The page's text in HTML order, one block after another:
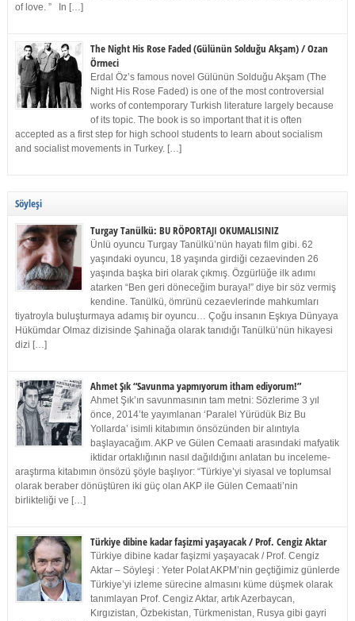
of love. ” In […]
The Night His Rose Faded (Gülünün Solduğu Akşam) / Ozan
Örmeci
Erdal Öz’s famous novel Gülünün Solduğu Akşam (The
Night His Rose Faded) is one of the most controversial
works of contemporary Turkish literature largely because
of its topic. The book is so important that it is often
accepted as a first step for high school students to learn about socialism
and socialist movements in Turkey. […]
Söyleşi
Turgay Tanülkü: BU RÖPORTAJI OKUMALISINIZ
Ünlü oyuncu Turgay Tanülkü’nün hayatı film gibi. 62
yaşındaki oyuncu, 18 yaşında girdiği cezaevinden 26
yaşında başka biri olarak çıkmış. Özgürlüğe ilk adımı
atarken “Ben geri döneceğim buraya!” diye bir söz vermiş
kendine. Tanülkü, ömrünü cezaevlerinde mahkumları
tiyatroyla buluşturmaya adamış bir oyuncu… Çoğu insanın Eşkıya Dünyaya
Hükümdar Olmaz dizisinde Şahinağa olarak tanıdığı Tanülkü’nün hikayesi
dizi […]
Ahmet Şık “Savunma yapmıyorum itham ediyorum!”
Ahmet Şık’ın savunmasının tam metni: Sözlerime 3 yıl
önce, 2014’te yayımlanan ‘Paralel Yürüdük Biz Bu
Yollarda’ isimli kitabımın önsözünden bir alıntıyla
başlayacağım. AKP ve Gülen Cemaati arasındaki mafyatik
iktidar ortaklığının nasıl dağıldığını anlatan bu inceleme-
araştırma kitabımın önsözü şöyle başlıyor: “Türkiye’yi siyasal ve toplumsal
olarak beraber dönüştüren iki güç olan AKP ile Gülen Cemaati’nin
birlikteliği ve […]
Türkiye dibine kadar faşizmi yaşayacak / Prof. Cengiz Aktar
Türkiye dibine kadar faşizmi yaşayacak / Prof. Cengiz
Aktar – Söyleşi : Yeter Polat AKPM’nin geçtiğimiz günlerde
Türkiye’yi izleme sürecine almasını küme düşmek olarak
tanımlayan Prof. Cengiz Aktar, artık Azerbaycan,
Kırgızistan, Özbekistan, Türkmenistan, Rusya gibi gayri